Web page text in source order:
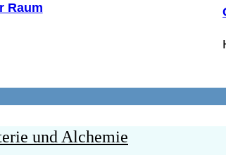
Raum
und Alchemie